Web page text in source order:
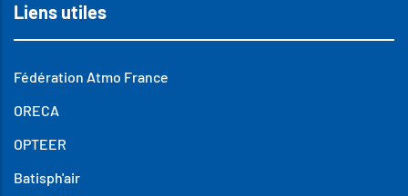
Liens utiles
Fédération Atmo France
ORECA
OPTEER
Batisph'air